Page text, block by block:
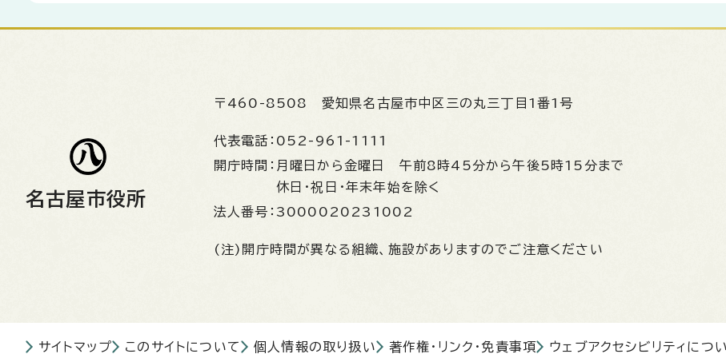
名古屋市役所
〒460-8508 愛知県名古屋市中区三の丸三丁目1番1号
代表電話： 052-961-1111
開庁時間： 月曜日から金曜日 午前8時45分から午後5時15分まで
休日・祝日・年末年始を除く
法人番号： 3000020231002
(注)開庁時間が異なる組織、施設がありますのでご注意ください
サイトマップ このサイトについて 個人情報の取り扱い 著作権・リンク・免責事項 ウェブアクセシビリティにつ